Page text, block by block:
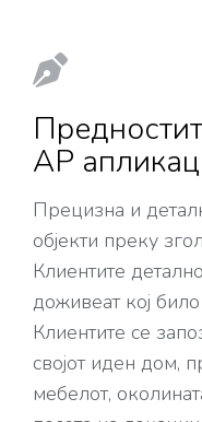
АР
Прецизнa и
објекти преку
Клиентите
доживеат кој
Клиентите се
својот иден дом,
мебелот,